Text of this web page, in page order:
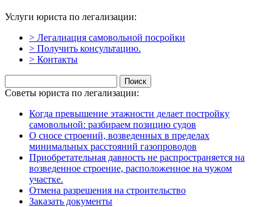
Услуги юриста по легализации:
> Легалиация самовольной посройки
> Получить консультацию.
> Контакты
Советы юриста по легализации:
Когда превышение этажности делает постройку
самовольной: разбираем позицию судов
О сносе строений, возведенных в пределах
минимальных расстояний газопроводов
Приобретательная давность не распространяется на
возведенное строение, расположенное на чужом
участке.
Отмена разрешения на строительство
Заказать документы